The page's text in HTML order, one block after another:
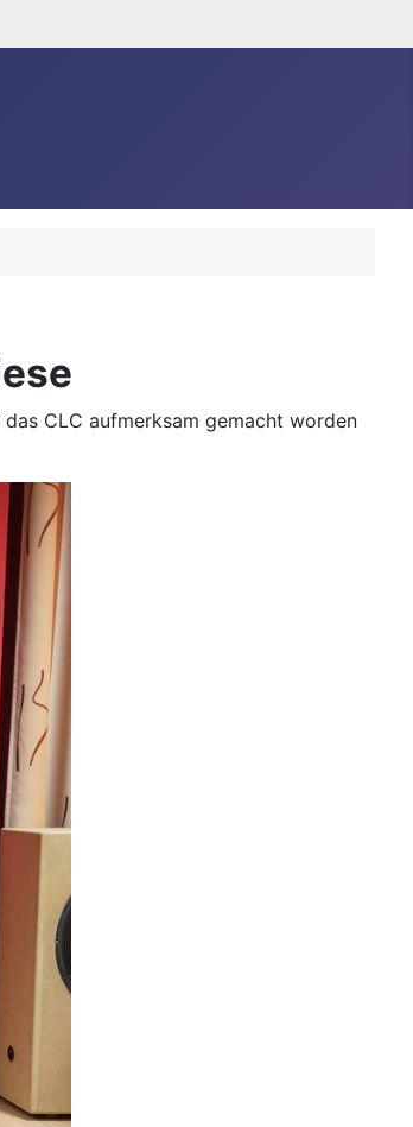
das CLC aufmerksam gemacht worden